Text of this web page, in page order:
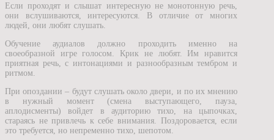
Если проходят и слышат интересную не монотонную речь,
они вслушиваются, интересуются. В отличие от многих
людей, они любят слушать.
Обучение аудиалов должно проходить именно на
своеобразной игре голосом. Крик не любят. Им нравится
приятная речь, с интонациями и разнообразным тембром и
ритмом.
При опоздании – будут слушать около двери, и по их мнению
в нужный момент (смена выступающего, пауза,
аплодисменты) войдет в аудиторию тихо, на цыпочках,
стараясь не привлечь к себе внимания. Поздоровается, если
это требуется, но непременно тихо, шепотом.